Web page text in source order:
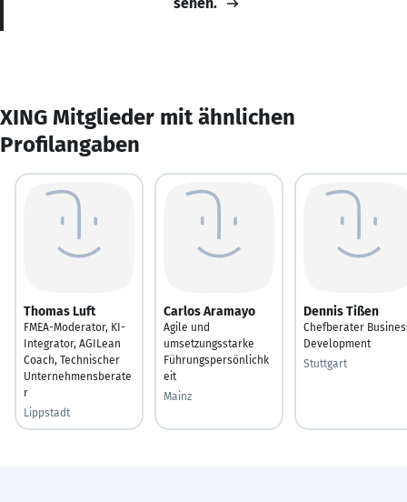
XING Mitglieder mit ähnlichen
Profilangaben
Thomas Luft
FMEA-Moderator, KI-
Integrator, AGILean
Coach, Technischer
Unternehmensberate
r
Lippstadt
Carlos Aramayo
Agile und
umsetzungsstarke
Führungspersönlichk
eit
Mainz
Dennis Tißen
Chefberater
Development
Stuttgart